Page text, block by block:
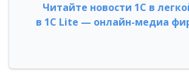
Читайте новости 1С в
в 1С Lite — онлайн-медиа